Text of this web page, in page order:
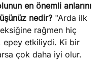
en önemli anlarını
nedir? "Arda ilk
rağmen hiç
epey etkiliydi. Ki bir
çok daha iyi olur.